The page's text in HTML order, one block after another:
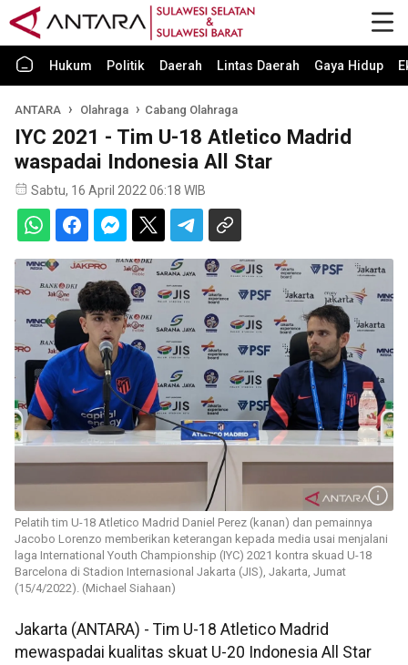
Hukum Politik Daerah Lintas Daerah Gaya Hidup
ANTARA Olahraga Cabang Olahraga
IYC 2021 - Tim U-18 Atletico Madrid
waspadai Indonesia All Star
Sabtu, 16 April 2022 06:18 WIB
Pelatih tim U-18 Atletico Madrid Daniel Perez (kanan) dan pemainnya
Jacobo Lorenzo memberikan keterangan kepada media usai menjalani
laga International Youth Championship (IYC) 2021 kontra skuad U-18
Barcelona di Stadion Internasional Jakarta (JIS), Jakarta, Jumat
(15/4/2022). (Michael Siahaan)
Jakarta (ANTARA) - Tim U-18 Atletico Madrid
mewaspadai kualitas skuat U-20 Indonesia All Star